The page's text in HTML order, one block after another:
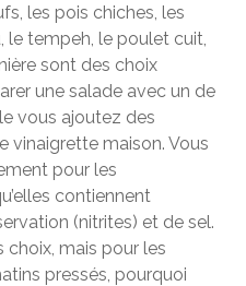
les pois chiches, les
le tempeh, le poulet cuit,
sont des choix
une salade avec un de
vous ajoutez des
vinaigrette maison. Vous
pour les
contiennent
(nitrites) et de sel.
choix, mais pour les
pressés, pourquoi